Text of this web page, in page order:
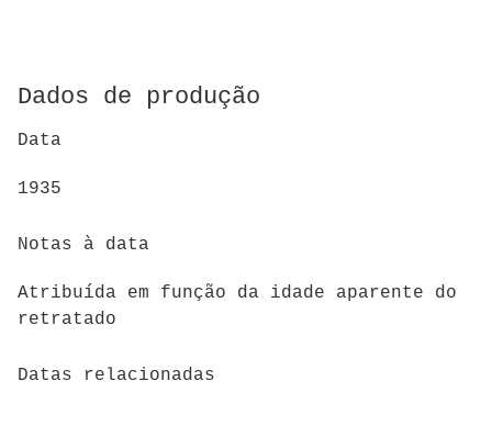
Dados de produção
Data
1935
Notas à data
Atribuída em função da idade aparente do
retratado
Datas relacionadas